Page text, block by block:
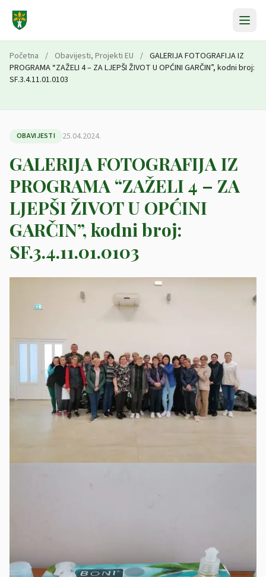
Početna / Obavijesti, Projekti EU / GALERIJA FOTOGRAFIJA IZ
PROGRAMA “ZAŽELI 4 – ZA LJEPŠI ŽIVOT U OPĆINI GARČIN”, kodni broj:
SF.3.4.11.01.0103
OBAVIJESTI 25.04.2024.
GALERIJA FOTOGRAFIJA IZ
PROGRAMA “ZAŽELI 4 – ZA
LJEPŠI ŽIVOT U OPĆINI
GARČIN”, kodni broj:
SF.3.4.11.01.0103